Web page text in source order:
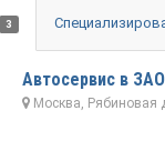
3
Автосервис в ЗАО
Москва, Рябиновая